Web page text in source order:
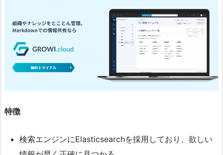
特徴
検索エンジンにElasticsearchを採用しており、欲しい